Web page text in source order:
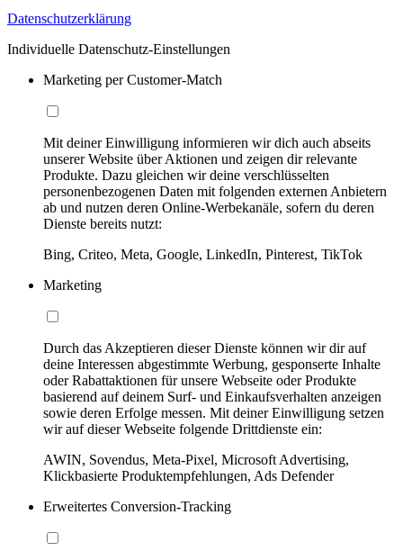
Datenschutzerklärung
Individuelle Datenschutz-Einstellungen
Marketing per Customer-Match
Mit deiner Einwilligung informieren wir dich auch abseits
unserer Website über Aktionen und zeigen dir relevante
Produkte. Dazu gleichen wir deine verschlüsselten
personenbezogenen Daten mit folgenden externen Anbietern
ab und nutzen deren Online-Werbekanäle, sofern du deren
Dienste bereits nutzt:
Bing, Criteo, Meta, Google, LinkedIn, Pinterest, TikTok
Marketing
Durch das Akzeptieren dieser Dienste können wir dir auf
deine Interessen abgestimmte Werbung, gesponserte Inhalte
oder Rabattaktionen für unsere Webseite oder Produkte
basierend auf deinem Surf- und Einkaufsverhalten anzeigen
sowie deren Erfolge messen. Mit deiner Einwilligung setzen
wir auf dieser Webseite folgende Drittdienste ein:
AWIN, Sovendus, Meta-Pixel, Microsoft Advertising,
Klickbasierte Produktempfehlungen, Ads Defender
Erweitertes Conversion-Tracking